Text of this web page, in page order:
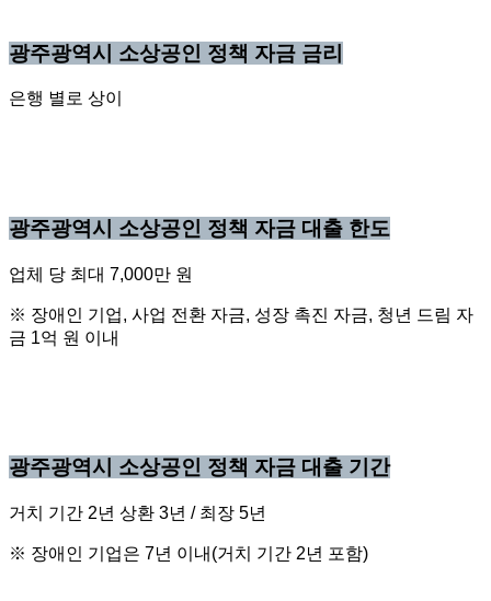
광주광역시 소상공인 정책 자금 금리
은행 별로 상이
광주광역시 소상공인 정책 자금 대출 한도
업체 당 최대 7,000만 원
※ 장애인 기업, 사업 전환 자금, 성장 촉진 자금, 청년 드림 자
금 1억 원 이내
광주광역시 소상공인 정책 자금 대출 기간
거치 기간 2년 상환 3년 / 최장 5년
※ 장애인 기업은 7년 이내(거치 기간 2년 포함)